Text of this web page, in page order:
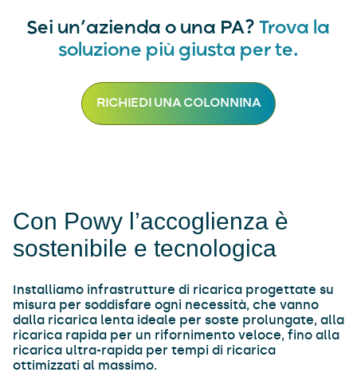
Sei un’azienda o una PA?Trova la
soluzione più giusta per te.
RICHIEDI UNA COLONNINA
Con Powy l’accoglienza è
sostenibile e tecnologica
Installiamo infrastrutture di ricarica progettate su
misura per soddisfare ogni necessità, che vanno
dalla ricarica lenta ideale per soste prolungate, alla
ricarica rapida per un rifornimento veloce, fino alla
ricarica ultra-rapida per tempi di ricarica
ottimizzati al massimo.